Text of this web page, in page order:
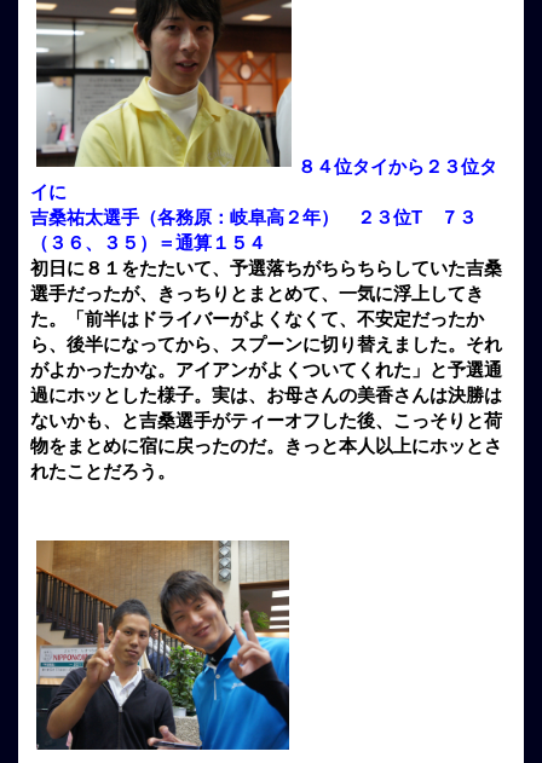
８４位タイから２３位タ
イに
吉桑祐太選手（各務原：岐阜高２年） ２３位T ７３
（３６、３５）＝通算１５４
初日に８１をたたいて、予選落ちがちらちらしていた吉桑
選手だったが、きっちりとまとめて、一気に浮上してき
た。「前半はドライバーがよくなくて、不安定だったか
ら、後半になってから、スプーンに切り替えました。それ
がよかったかな。アイアンがよくついてくれた」と予選通
過にホッとした様子。実は、お母さんの美香さんは決勝は
ないかも、と吉桑選手がティーオフした後、こっそりと荷
物をまとめに宿に戻ったのだ。きっと本人以上にホッとさ
れたことだろう。